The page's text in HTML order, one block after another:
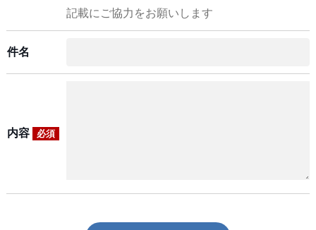
記載にご協力をお願いします
件名
内容 必須